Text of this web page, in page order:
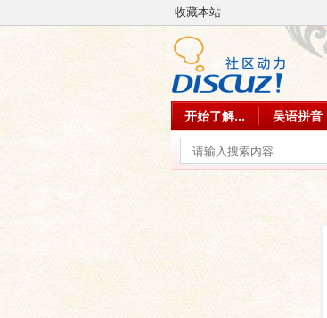
收藏本站
开始了解... 吴语拼音